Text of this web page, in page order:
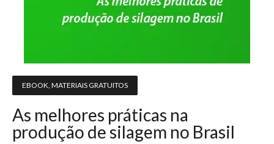
EBOOK MATERIAIS GRATUITOS
As melhores práticas na
produção de silagem no Brasil